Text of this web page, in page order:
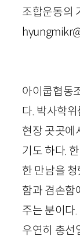
조합운동의
아이쿱협동
다. 박사학
현장 곳곳에
기도 하다.
한 만남을
함과 겸손함
주는 분이다
우연히 총선